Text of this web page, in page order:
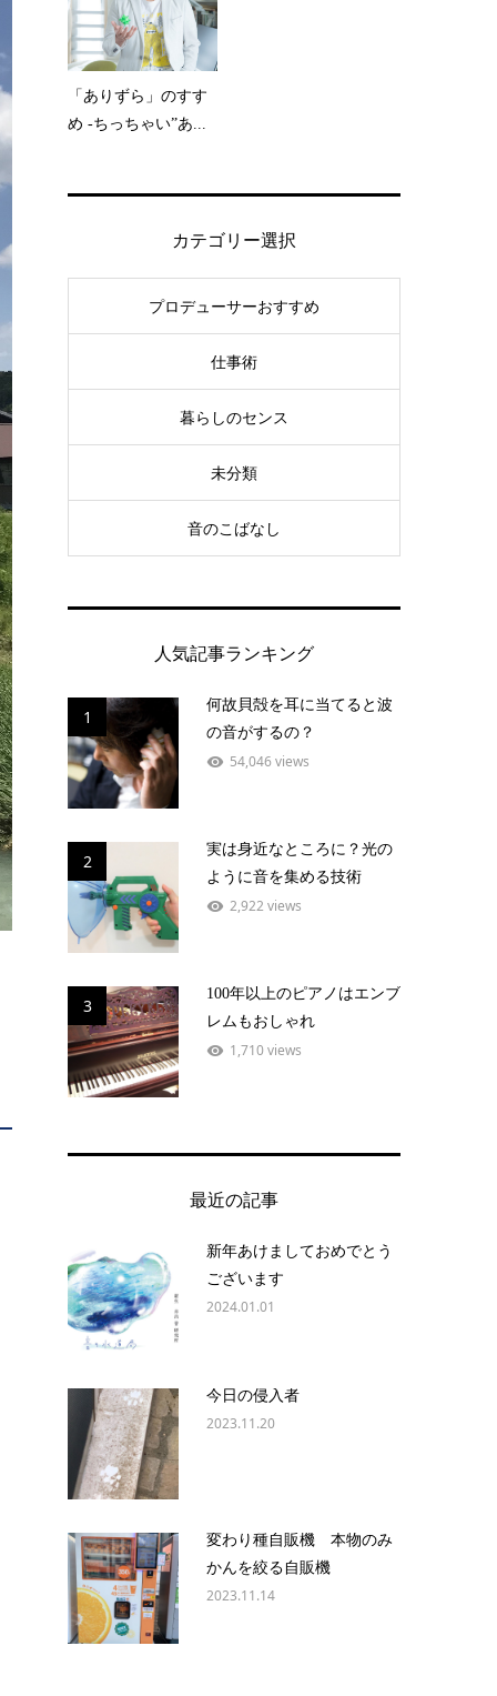
「ありずら」のすす
め -ちっちゃい”あ...
カテゴリー選択
プロデューサーおすすめ
仕事術
暮らしのセンス
未分類
音のこばなし
人気記事ランキング
1
何故貝殻を耳に当てると波
の音がするの？
54,046 views
2
実は身近なところに？光の
ように音を集める技術
2,922 views
3
100年以上のピアノはエンブ
レムもおしゃれ
1,710 views
最近の記事
新年あけましておめでとう
ございます
2024.01.01
今日の侵入者
2023.11.20
変わり種自販機 本物のみ
かんを絞る自販機
2023.11.14